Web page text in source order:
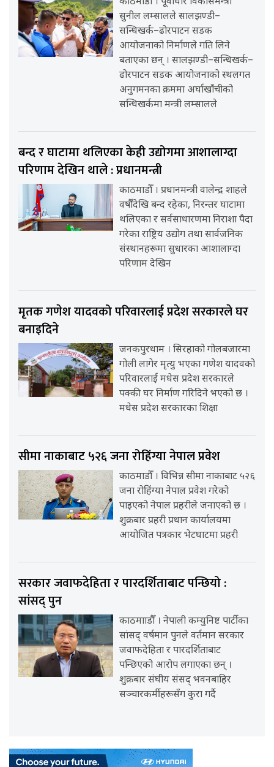
सुनील लम्सालले सालझण्डी–
सन्धिखर्क–ढोरपाटन सडक
आयोजनाको निर्माणले गति लिने
बताएका छन् । सालझण्डी–सन्धिखर्क–
ढोरपाटन सडक आयोजनाको स्थलगत
अनुगमनका क्रममा अर्घाखाँचीको
सन्धिखर्कमा मन्त्री लम्सालले
बन्द र घाटामा थलिएका केही उद्योगमा आशालाग्दा
परिणाम देखिन थाले : प्रधानमन्त्री
काठमाडौँ । प्रधानमन्त्री वालेन्द्र शाहले
वर्षौंदेखि बन्द रहेका, निरन्तर घाटामा
थलिएका र सर्वसाधारणमा निराशा पैदा
गरेका राष्ट्रिय उद्योग तथा सार्वजनिक
संस्थानहरूमा सुधारका आशालाग्दा
परिणाम देखिन
मृतक गणेश यादवको परिवारलाई प्रदेश सरकारले घर
बनाइदिने
जनकपुरधाम । सिरहाको गोलबजारमा
गोली लागेर मृत्यु भएका गणेश यादवको
परिवारलाई मधेस प्रदेश सरकारले
पक्की घर निर्माण गरिदिने भएको छ ।
मधेस प्रदेश सरकारका शिक्षा
सीमा नाकाबाट ५२६ जना रोहिंग्या नेपाल प्रवेश
काठमाडौँ । विभिन्न सीमा नाकाबाट ५२६
जना रोहिंग्या नेपाल प्रवेश गरेको
पाइएको नेपाल प्रहरीले जनाएको छ ।
शुक्रबार प्रहरी प्रधान कार्यालयमा
आयोजित पत्रकार भेटघाटमा प्रहरी
सरकार जवाफदेहिता र पारदर्शिताबाट पन्छियो :
सांसद् पुन
काठमााडौँ । नेपाली कम्युनिष्ट पार्टीका
सांसद् वर्षमान पुनले वर्तमान सरकार
जवाफदेहिता र पारदर्शिताबाट
पन्छिएको आरोप लगाएका छन् ।
शुक्रबार संघीय संसद् भवनबाहिर
सञ्चारकर्मीहरूसँग कुरा गर्दै